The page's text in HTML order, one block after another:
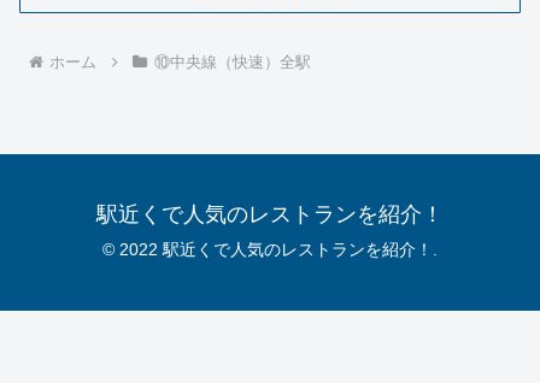
ホーム ⑩中央線（快速）全駅
駅近くで人気のレストランを紹介！
© 2022 駅近くで人気のレストランを紹介！.